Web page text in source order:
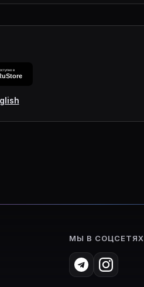
МЫ В СОЦСЕТЯХ